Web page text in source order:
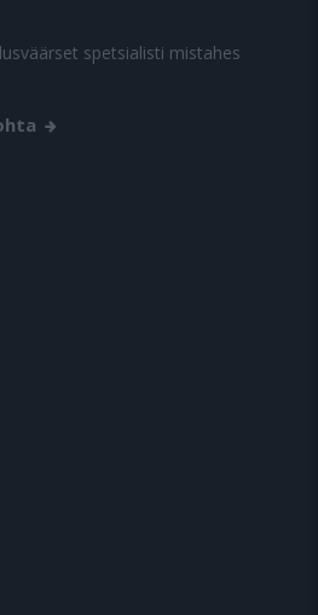
spetsialisti mistahes